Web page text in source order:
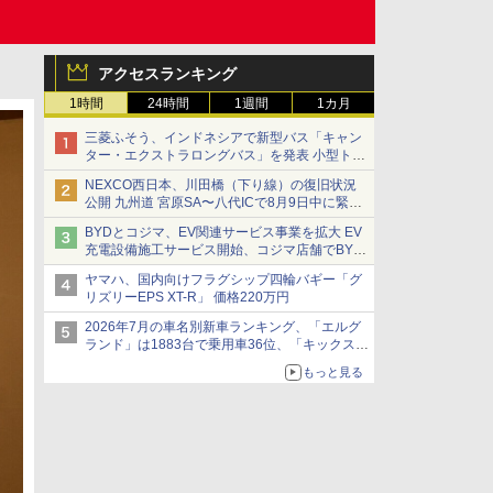
アクセスランキング
1時間 24時間 1週間 1カ月
三菱ふそう、インドネシアで新型バス「キャン
ター・エクストラロングバス」を発表 小型トラ
ックベースの観光・旅客輸送向けバス
NEXCO西日本、川田橋（下り線）の復旧状況
公開 九州道 宮原SA〜八代ICで8月9日中に緊急
車両を通行可能に
BYDとコジマ、EV関連サービス事業を拡大 EV
充電設備施工サービス開始、コジマ店舗でBYD
車の展示・試乗イベントを強化
ヤマハ、国内向けフラグシップ四輪バギー「グ
リズリーEPS XT-R」 価格220万円
2026年7月の車名別新車ランキング、「エルグ
ランド」は1883台で乗用車36位、「キックス」
もっと見る